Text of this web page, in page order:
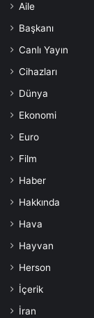
Aile
Başkanı
Canlı Yayın
Cihazları
Dünya
Ekonomi
Euro
Film
Haber
Hakkında
Hava
Hayvan
Herson
İçerik
İran